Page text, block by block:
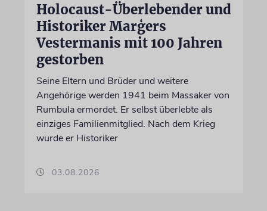
Holocaust-Überlebender und
Historiker Marģers
Vestermanis mit 100 Jahren
gestorben
Seine Eltern und Brüder und weitere
Angehörige werden 1941 beim Massaker von
Rumbula ermordet. Er selbst überlebte als
einziges Familienmitglied. Nach dem Krieg
wurde er Historiker
03.08.2026